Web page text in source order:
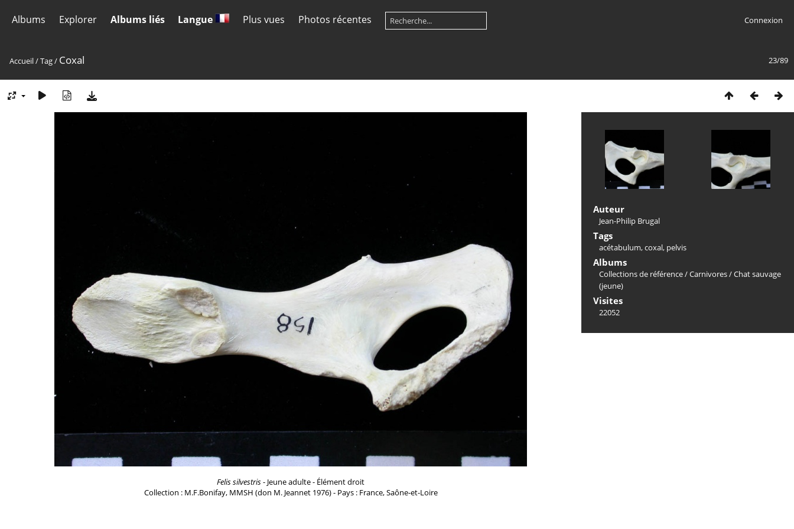
Albums Explorer Albums liés Langue Plus vues Photos récentes Connexion
23/89
Accueil/Tag/ Coxal
Felis silvestris- Jeune adulte - Élément droit
Collection : M.F.Bonifay, MMSH (don M. Jeannet 1976) - Pays : France, Saône-et-Loire
Auteur
Jean-Philip Brugal
Tags
acétabulum,coxal, pelvis
Albums
Collections de référence/Carnivores/Chat sauvage
(jeune)
Visites
22052